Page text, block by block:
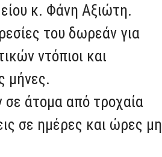
κ. Φάνη Αξιώτη.
του δωρεάν για
ντόπιοι και
μήνες.
σε άτομα από τροχαία
σε ημέρες και ώρες μη